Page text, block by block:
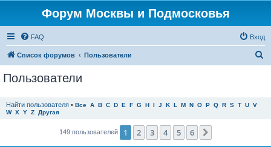
Форум Москвы и Подмосковья
FAQ Вход
Список форумов Пользователи
Пользователи
Найти пользователя • Все A B C D E F G H I J K L M N O P Q R S T U V
W X Y Z Другая
149 пользователей 1 2 3 4 5 6